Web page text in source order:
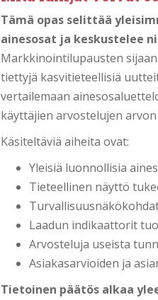
Tämä opas selittää
ainesosat ja keskustelee
Markkinointilupausten
tiettyjä kasvitieteellisiä
vertailemaan
käyttäjien arvostelujen
Käsiteltäviä aiheita ovat:
Yleisiä luonnollisia
Tieteellinen näyttö
Laadun indikaattorit
Arvosteluja useista
Asiakasarvioiden ja
Tietoinen päätös alkaa